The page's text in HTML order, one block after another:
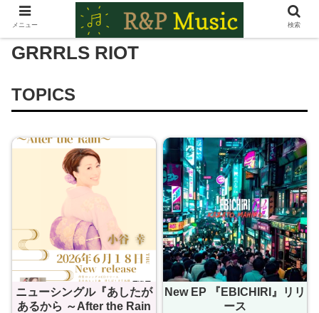
GRRRLS RIOT
TOPICS
ニューシングル『あしたが
あるから ～After the Rain
New EP 『EBICHIRI』リリ
ース
メニュー 検索